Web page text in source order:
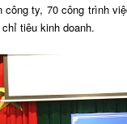
ty, 70 công trình
tiêu kinh doanh.